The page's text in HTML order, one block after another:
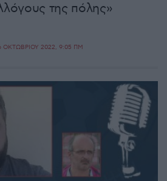
της πόλης»
ΟΚΤΩΒΡΊΟΥ 2022, 9:05 ΠΜ